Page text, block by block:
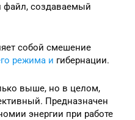
создаваемый
собой смешение
режима и гибернации.
выше, но в целом,
Предназначен
энергии при работе